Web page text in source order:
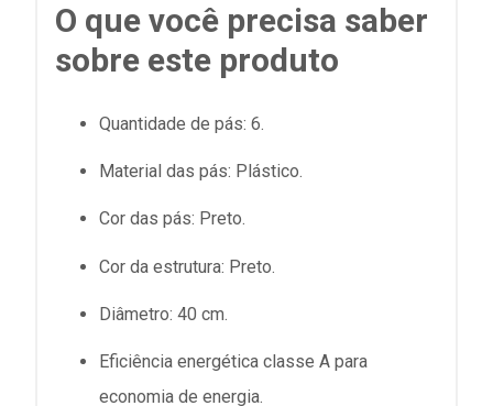
O que você precisa saber
sobre este produto
Quantidade de pás: 6.
Material das pás: Plástico.
Cor das pás: Preto.
Cor da estrutura: Preto.
Diâmetro: 40 cm.
Eficiência energética classe A para
economia de energia.